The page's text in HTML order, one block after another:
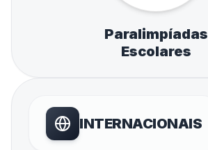
Paralimpíadas
Escolares
INTERNACIONAIS